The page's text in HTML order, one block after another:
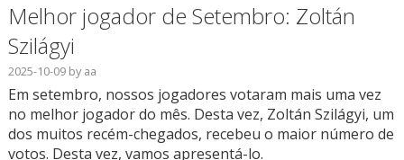
Melhor jogador de Setembro: Zoltán
Szilágyi
2025-10-09byaa
Em setembro, nossos jogadores votaram mais uma vez
no melhor jogador do mês. Desta vez, Zoltán Szilágyi, um
dos muitos recém-chegados, recebeu o maior número de
votos. Desta vez, vamos apresentá-lo.